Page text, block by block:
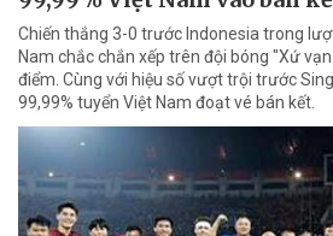
Chiến thắng 3-0 trước Indonesia trong
Nam chắc chắn xếp trên đội bóng "Xứ
điểm. Cùng với hiệu số vượt trội trước
99,99% tuyển Việt Nam đoạt vé bán kết.